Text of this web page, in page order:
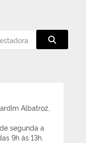
Albatroz,
segunda a
9h às 13h.